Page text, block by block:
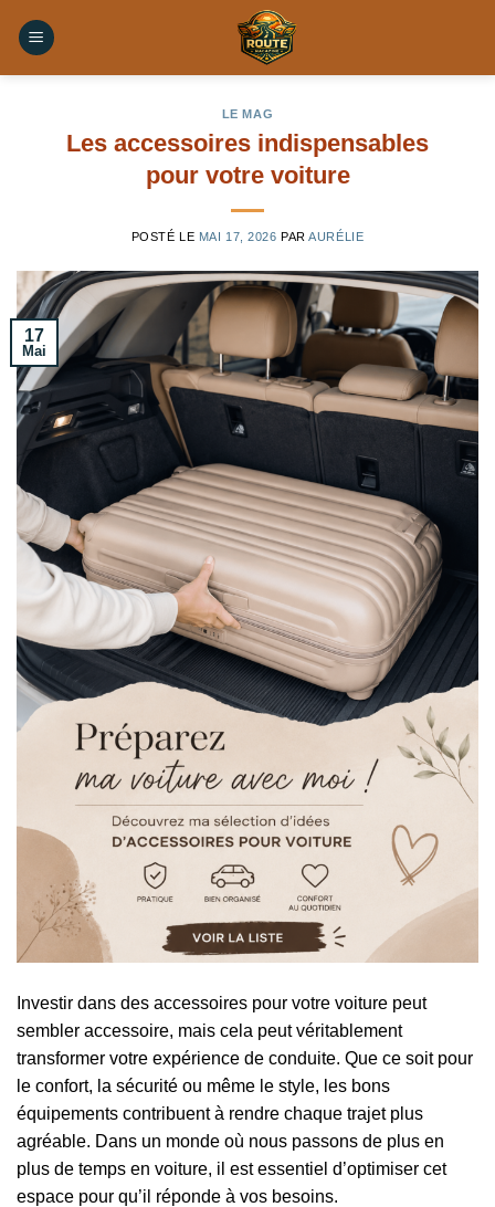
LE MAG
Les accessoires indispensables
pour votre voiture
POSTÉ LE MAI 17, 2026 PARAURÉLIE
17
Mai
Investir dans des accessoires pour votre voiture peut
sembler accessoire, mais cela peut véritablement
transformer votre expérience de conduite. Que ce soit pour
le confort, la sécurité ou même le style, les bons
équipements contribuent à rendre chaque trajet plus
agréable. Dans un monde où nous passons de plus en
plus de temps en voiture, il est essentiel d’optimiser cet
espace pour qu’il réponde à vos besoins.